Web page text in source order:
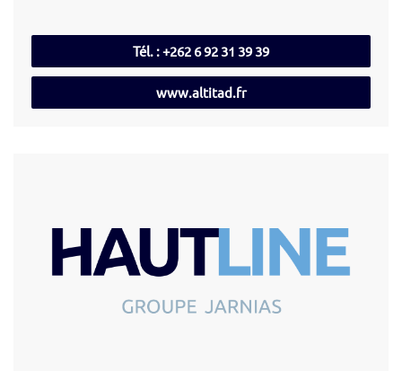
Tél. : ‭+262 6 92 31 39 39
www.altitad.fr